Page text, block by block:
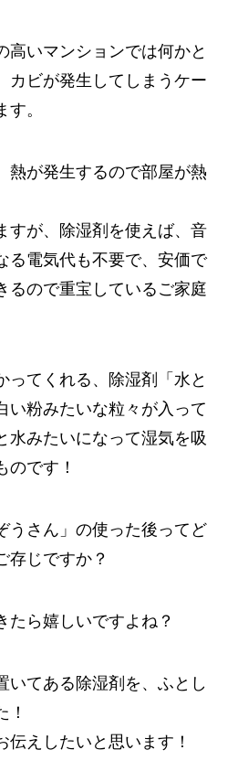
高いマンションでは何かと
カビが発生してしまうケー
。
熱が発生するので部屋が熱
すが、除湿剤を使えば、音
る電気代も不要で、安価で
るので重宝しているご家庭
ってくれる、除湿剤「水と
い粉みたいな粒々が入って
水みたいになって湿気を吸
のです！
うさん」の使った後ってど
存じですか？
たら嬉しいですよね？
いてある除湿剤を、ふとし
！
伝えしたいと思います！